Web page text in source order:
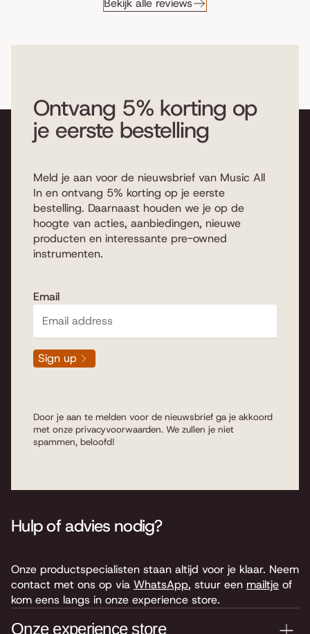
Bekijk alle reviews
Ontvang 5% korting op
je eerste bestelling
Meld je aan voor de nieuwsbrief van Music All
In en ontvang 5% korting op je eerste
bestelling. Daarnaast houden we je op de
hoogte van acties, aanbiedingen, nieuwe
producten en interessante pre-owned
instrumenten.
Email
Sign up
Door je aan te melden voor de nieuwsbrief ga je akkoord
met onze privacyvoorwaarden. We zullen je niet
spammen, beloofd!
Hulp of advies nodig?
Onze productspecialisten staan altijd voor je klaar. Neem
contact met ons op via WhatsApp, stuur een mailtje of
kom eens langs in onze experience store.
Onze experience store